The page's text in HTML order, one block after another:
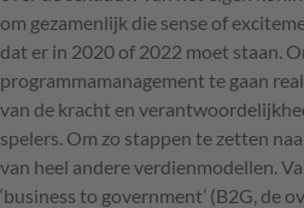
om gezamenlijk die sense of
dat er in 2020 of 2022 moet staan.
programmamanagement te gaan
van de kracht en
spelers. Om zo stappen te zetten
van heel andere verdienmodellen.
‘business to government’ (B2G, de